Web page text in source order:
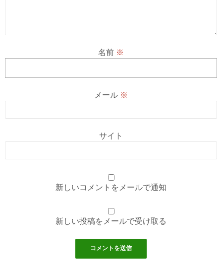
名前 ※
メール ※
サイト
新しいコメントをメールで通知
新しい投稿をメールで受け取る